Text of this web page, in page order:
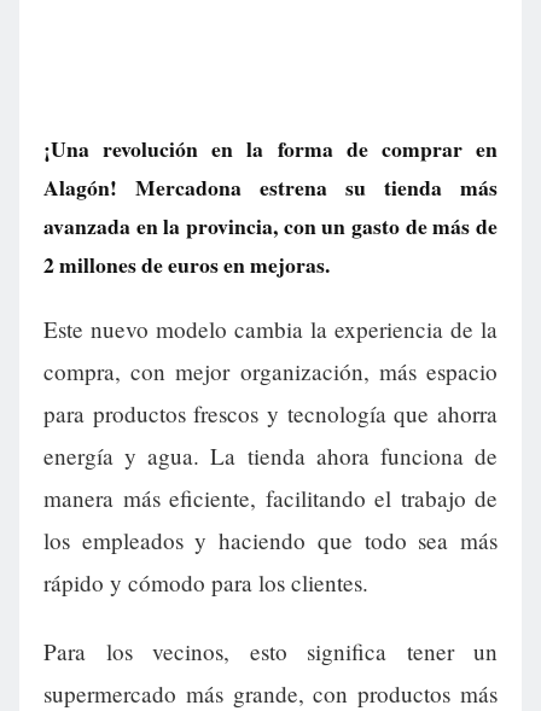
¡Una revolución en la forma de comprar en
Alagón! Mercadona estrena su tienda más
avanzada en la provincia, con un gasto de más de
2 millones de euros en mejoras.
Este nuevo modelo cambia la experiencia de la
compra, con mejor organización, más espacio
para productos frescos y tecnología que ahorra
energía y agua. La tienda ahora funciona de
manera más eficiente, facilitando el trabajo de
los empleados y haciendo que todo sea más
rápido y cómodo para los clientes.
Para los vecinos, esto significa tener un
supermercado más grande, con productos más